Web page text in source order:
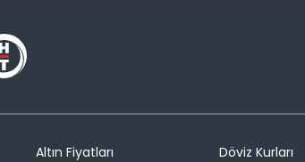
Altın Fiyatları
Döviz Kurları